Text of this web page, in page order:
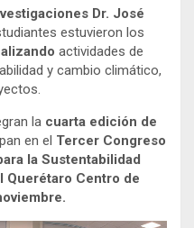
Dr. José
estuvieron los
actividades de
y cambio climático,
la cuarta edición de
en el Tercer Congreso
la Sustentabilidad
l Querétaro Centro de